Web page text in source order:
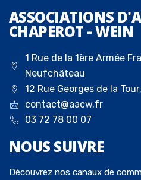
ASSOCIATIONS
CHAPEROT - WEIN
1 Rue de la 1ère Armée
Neufchâteau
12 Rue Georges de la
contact@aacw.fr
03 72 78 00 07
NOUS SUIVRE
Découvrez nos canaux de